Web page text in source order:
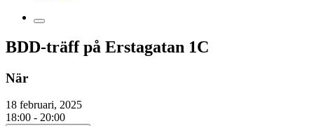
BDD-träff på Erstagatan 1C
När
18 februari, 2025
18:00 - 20:00